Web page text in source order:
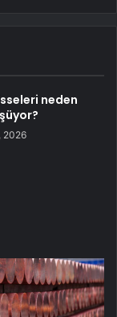
neden
2026